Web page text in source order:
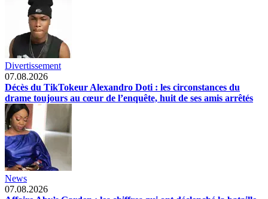
Divertissement
07.08.2026
Décès du TikTokeur Alexandro Doti : les circonstances du
drame toujours au cœur de l’enquête, huit de ses amis arrêtés
News
07.08.2026